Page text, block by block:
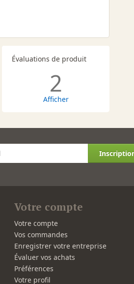
Évaluations de produit
2
Afficher
Votre compte
Votre compte
Vos commandes
Enregistrer votre entreprise
Évaluer vos achats
Préférences
Votre profil